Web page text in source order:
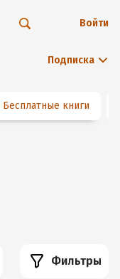
Подписка
Войти
Бесплатные книги
Фильтры